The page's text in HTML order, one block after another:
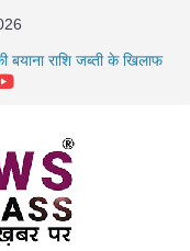
राशि जब्ती के खिलाफ
13 म्यूल बैंक खाताधारक